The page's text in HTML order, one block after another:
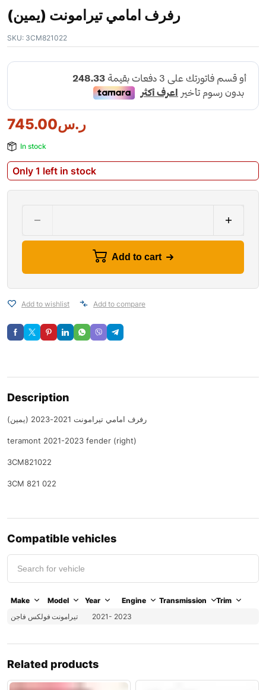
رفرف امامي تيرامونت (يمين)
SKU: 3CM821022
ر.س745.00
In stock
Only 1 left in stock
Add to cart
Add to wishlist Add to compare
Description
رفرف امامي تيرامونت 2021-2023 (يمين)
teramont 2021-2023 fender (right)
3CM821022
3CM 821 022
Compatible vehicles
Make Model Year Engine Transmission
Trim
فولكس فاجن تيرامونت 2021- 2023
Related products